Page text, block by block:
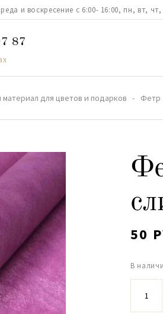
и воскресение с 6:00- 16:00, пн, вт, чт,
87
материал для цветов и подарков Фетр
50
В